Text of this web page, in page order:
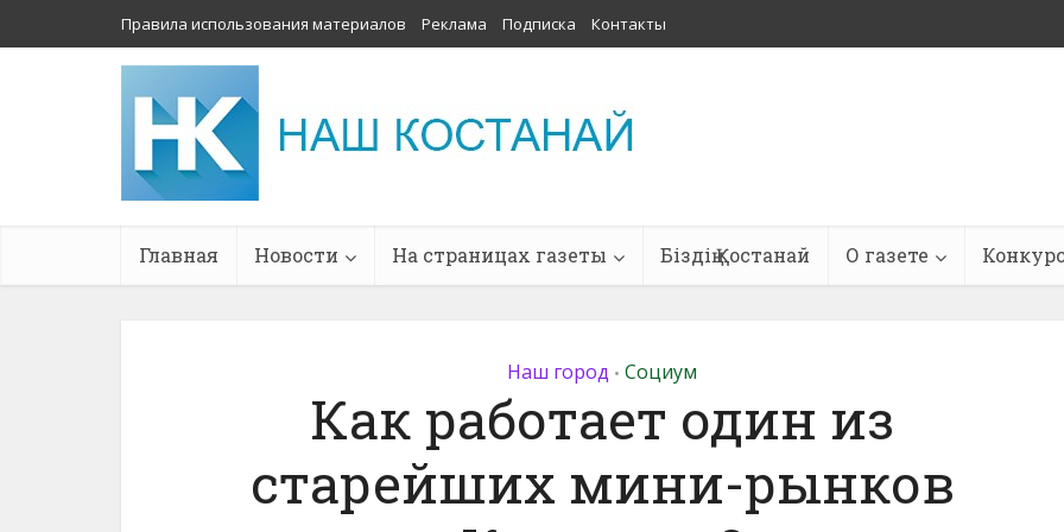
Правила использования материалов Реклама Подписка Контакты
Главная Новости На страницах газеты Біздің Қостанай О газете
Наш город • Социум
Как работает один из
старейших мини-рынков